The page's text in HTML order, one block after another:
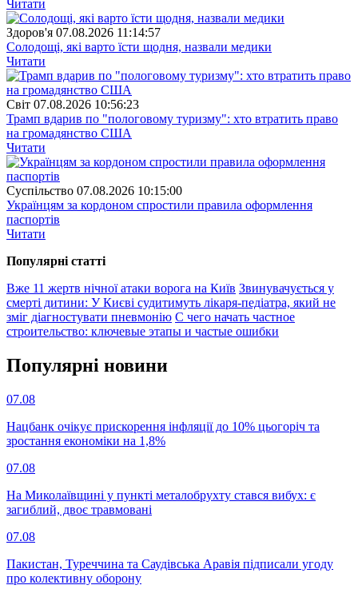
Читати
Здоров'я 07.08.2026 11:14:57
Солодощі, які варто їсти щодня, назвали медики
Читати
Свiт 07.08.2026 10:56:23
Трамп вдарив по "пологовому туризму": хто втратить право
на громадянство США
Читати
Суспiльство 07.08.2026 10:15:00
Українцям за кордоном спростили правила оформлення
паспортів
Читати
Популярнi статтi
Вже 11 жертв нічної атаки ворога на Київ Звинувачується у
смерті дитини: У Києві судитимуть лікаря-педіатра, який не
зміг діагностувати пневмонію С чего начать частное
строительство: ключевые этапы и частые ошибки
Популярнi новини
07.08
Нацбанк очікує прискорення інфляції до 10% цьогоріч та
зростання економіки на 1,8%
07.08
На Миколаївщині у пункті металобрухту стався вибух: є
загиблий, двоє травмовані
07.08
Пакистан, Туреччина та Саудівська Аравія підписали угоду
про колективну оборону